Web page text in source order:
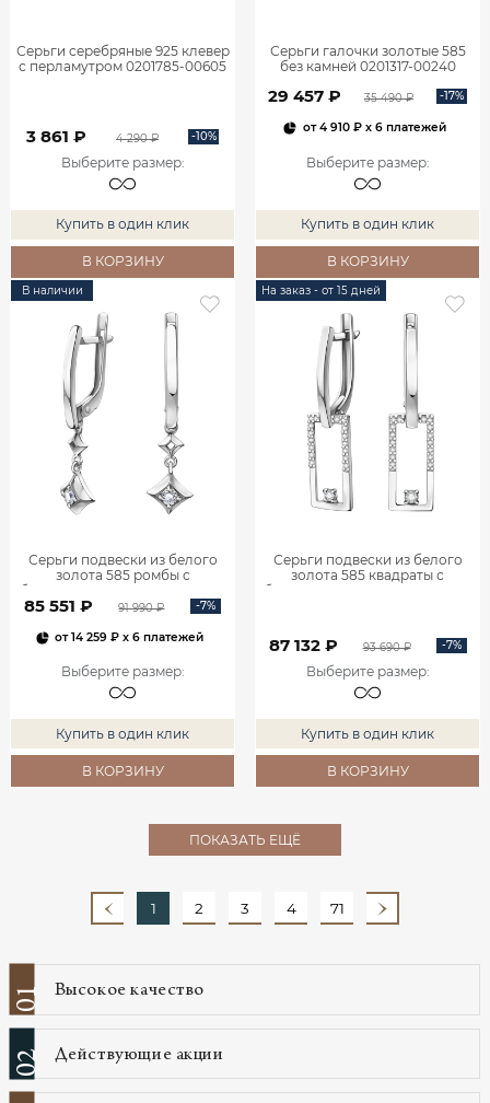
Серьги серебряные 925 клевер
с перламутром 0201785-00605
3 861 ₽ 4 290 ₽ -10%
Выберите размер:
Купить в один клик
В КОРЗИНУ
Серьги галочки золотые 585
без камней 0201317-00240
29 457 ₽ 35 490 ₽ -17%
от4 910 ₽x 6 платежей
Выберите размер:
Купить в один клик
В КОРЗИНУ
В наличии
Серьги подвески из белого
золота 585 ромбы с
бриллиантами 0201935-00002
85 551 ₽ 91 990 ₽ -7%
от14 259 ₽ x 6 платежей
Выберите размер:
Купить в один клик
В КОРЗИНУ
На заказ - от 15 дней
Серьги подвески из белого
золота 585 квадраты с
бриллиантами 0201940-00002
87 132 ₽ 93 690 ₽ -7%
Выберите размер:
Купить в один клик
В КОРЗИНУ
ПОКАЗАТЬ ЕЩЁ
1 2 3 4 71
01 Высокое качество
02 Действующие акции